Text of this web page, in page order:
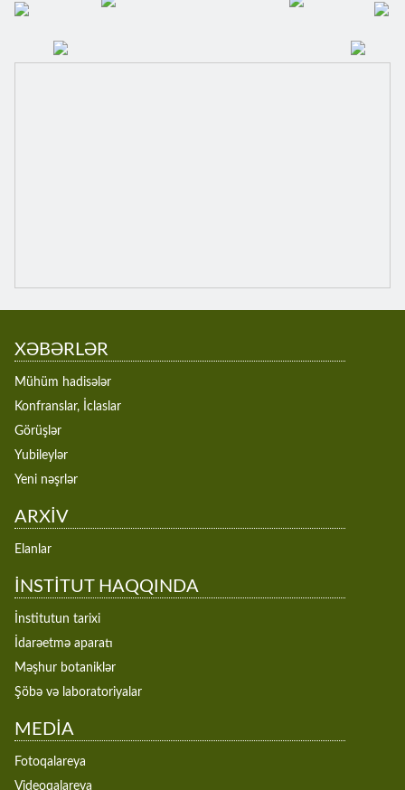
XƏBƏRLƏR
Mühüm hadisələr
Konfranslar, İclaslar
Görüşlər
Yubileylər
Yeni nəşrlər
ARXİV
Elanlar
İNSTİTUT HAQQINDA
İnstitutun tarixi
İdarəetmə aparatı
Məşhur botaniklər
Şöbə və laboratoriyalar
MEDİA
Fotoqalareya
Videoqalareya